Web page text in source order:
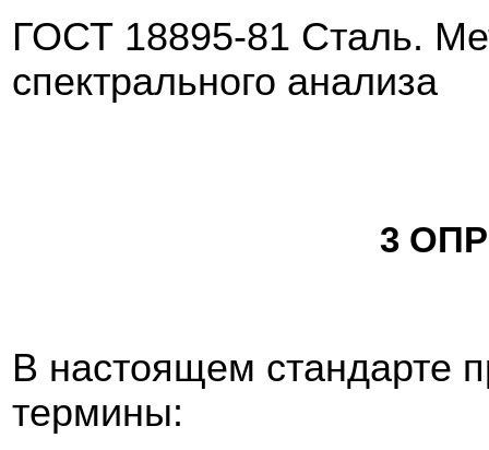
ГОСТ 18895-81 Сталь.
спектрального анализа
3
В настоящем стандарте
термины: